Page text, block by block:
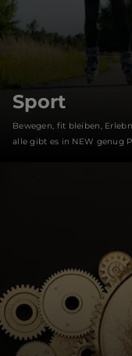
Sport
Bewegen, fit bleiben,
alle gibt es in NEW genug